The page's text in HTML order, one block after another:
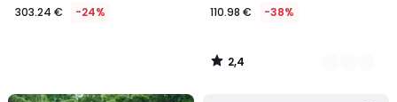
303.24 € -24% 110.98 € -38%
2,4
/